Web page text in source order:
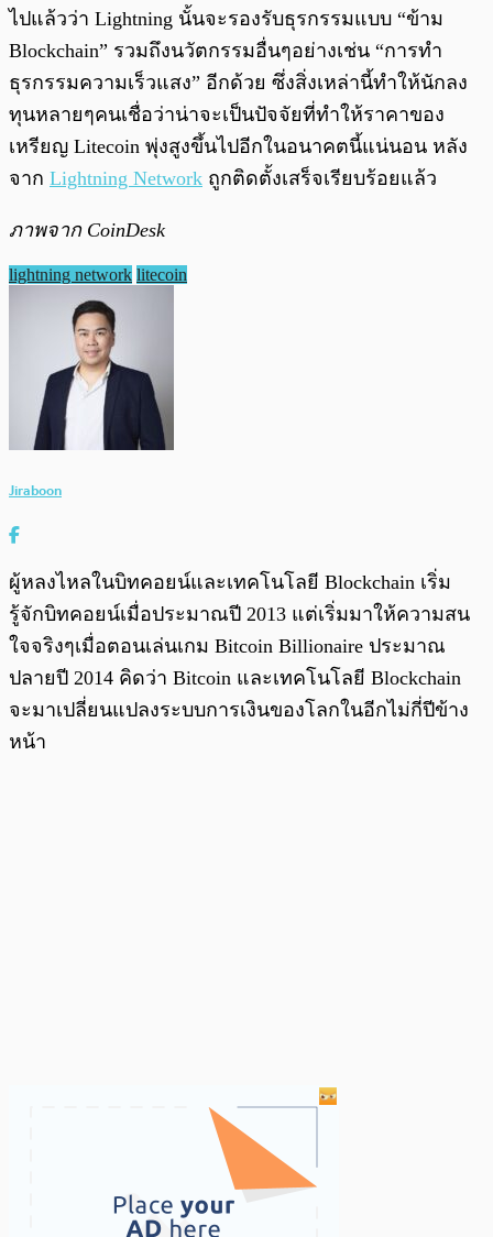
ไปแล้วว่า Lightning นั้นจะรองรับธุรกรรมแบบ “ข้าม
Blockchain” รวมถึงนวัตกรรมอื่นๆอย่างเช่น “การทำ
ธุรกรรมความเร็วแสง” อีกด้วย ซึ่งสิ่งเหล่านี้ทำให้นักลง
ทุนหลายๆคนเชื่อว่าน่าจะเป็นปัจจัยที่ทำให้ราคาของ
เหรียญ Litecoin พุ่งสูงขึ้นไปอีกในอนาคตนี้แน่นอน หลัง
จาก Lightning Network ถูกติดตั้งเสร็จเรียบร้อยแล้ว
ภาพจาก CoinDesk
lightning network litecoin
Jiraboon
ผู้หลงไหลในบิทคอยน์และเทคโนโลยี Blockchain เริ่ม
รู้จักบิทคอยน์เมื่อประมาณปี 2013 แต่เริ่มมาให้ความสน
ใจจริงๆเมื่อตอนเล่นเกม Bitcoin Billionaire ประมาณ
ปลายปี 2014 คิดว่า Bitcoin และเทคโนโลยี Blockchain
จะมาเปลี่ยนแปลงระบบการเงินของโลกในอีกไม่กี่ปีข้าง
หน้า